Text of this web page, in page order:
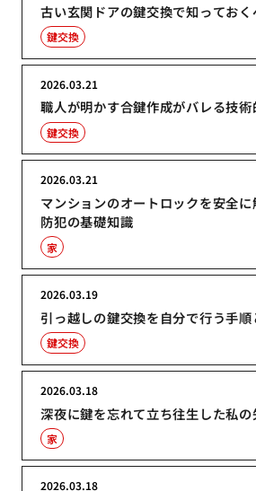
古い玄関ドアの鍵交換で知ってお
鍵交換
職人が明かす合鍵作成がバレる技術
2026.03.21
鍵交換
マンションのオートロックを安全
防犯の基礎知識
2026.03.21
家
引っ越しの鍵交換を自分で行う手
2026.03.19
鍵交換
深夜に鍵を忘れて立ち往生した私の
2026.03.18
家
2026.03.18